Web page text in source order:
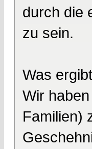
durch die
zu sein.
Was
Wir
Familien)